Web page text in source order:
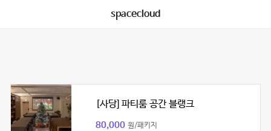
spacecloud
[사당] 파티룸 공간 블랭크
80,000 원/패키지